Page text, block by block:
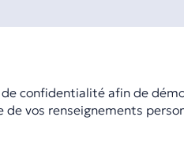
confidentialité afin de
vos renseignements